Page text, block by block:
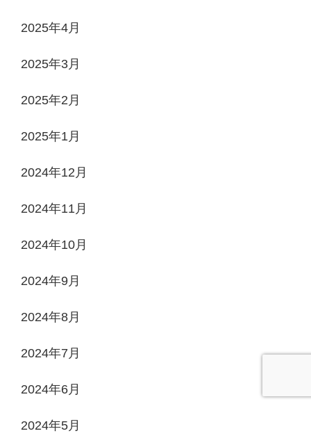
2025年4月
2025年3月
2025年2月
2025年1月
2024年12月
2024年11月
2024年10月
2024年9月
2024年8月
2024年7月
2024年6月
2024年5月